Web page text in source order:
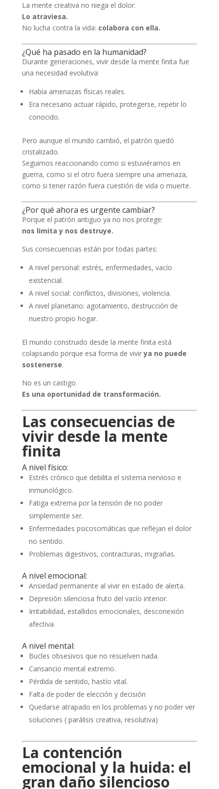
La mente creativa no niega el dolor.
Lo atraviesa.
No lucha contra la vida: colabora con ella.
¿Qué ha pasado en la humanidad?
Durante generaciones, vivir desde la mente finita fue
una necesidad evolutiva:
Había amenazas físicas reales.
Era necesario actuar rápido, protegerse, repetir lo
conocido.
Pero aunque el mundo cambió, el patrón quedó
cristalizado.
Seguimos reaccionando como si estuviéramos en
guerra, como si el otro fuera siempre una amenaza,
como si tener razón fuera cuestión de vida o muerte.
¿Por qué ahora es urgente cambiar?
Porque el patrón antiguo ya no nos protege:
nos limita y nos destruye.
Sus consecuencias están por todas partes:
A nivel personal: estrés, enfermedades, vacío
existencial.
A nivel social: conflictos, divisiones, violencia.
A nivel planetario: agotamiento, destrucción de
nuestro propio hogar.
El mundo construido desde la mente finita está
colapsando porque esa forma de vivirya no puede
sostenerse.
No es un castigo.
Es una oportunidad de transformación.
Las consecuencias de
vivir desde la mente
finita
A nivel físico:
Estrés crónico que debilita el sistema nervioso e
inmunológico.
Fatiga extrema por la tensión de no poder
simplemente ser.
Enfermedades psicosomáticas que reflejan el dolor
no sentido.
Problemas digestivos, contracturas, migrañas.
A nivel emocional:
Ansiedad permanente al vivir en estado de alerta.
Depresión silenciosa fruto del vacío interior.
Irritabilidad, estallidos emocionales, desconexión
afectiva.
A nivel mental:
Bucles obsesivos que no resuelven nada.
Cansancio mental extremo.
Pérdida de sentido, hastío vital.
Falta de poder de elección y decisión
Quedarse atrapado en los problemas y no poder ver
soluciones ( parálisis creativa, resolutiva)
La contención
emocional y la huida: el
gran daño silencioso